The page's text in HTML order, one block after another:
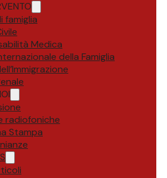
famiglia
Medica
della Famiglia
radiofoniche
Stampa